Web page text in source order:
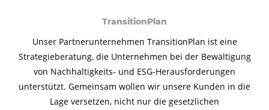
TransitionPlan
Unser Partnerunternehmen TransitionPlan ist eine
Strategieberatung, die Unternehmen bei der Bewältigung
von Nachhaltigkeits- und ESG-Herausforderungen
unterstützt. Gemeinsam wollen wir unsere Kunden in die
Lage versetzen, nicht nur die gesetzlichen